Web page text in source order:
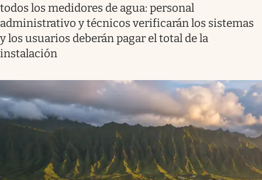
todos los medidores de agua: personal
administrativo y técnicos verificarán los sistemas
y los usuarios deberán pagar el total de la
instalación